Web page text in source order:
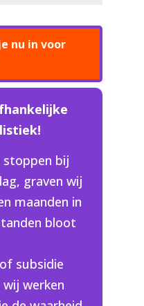
nu in voor
stoppen bij
graven wij
maanden in
bloot
subsidie
werken